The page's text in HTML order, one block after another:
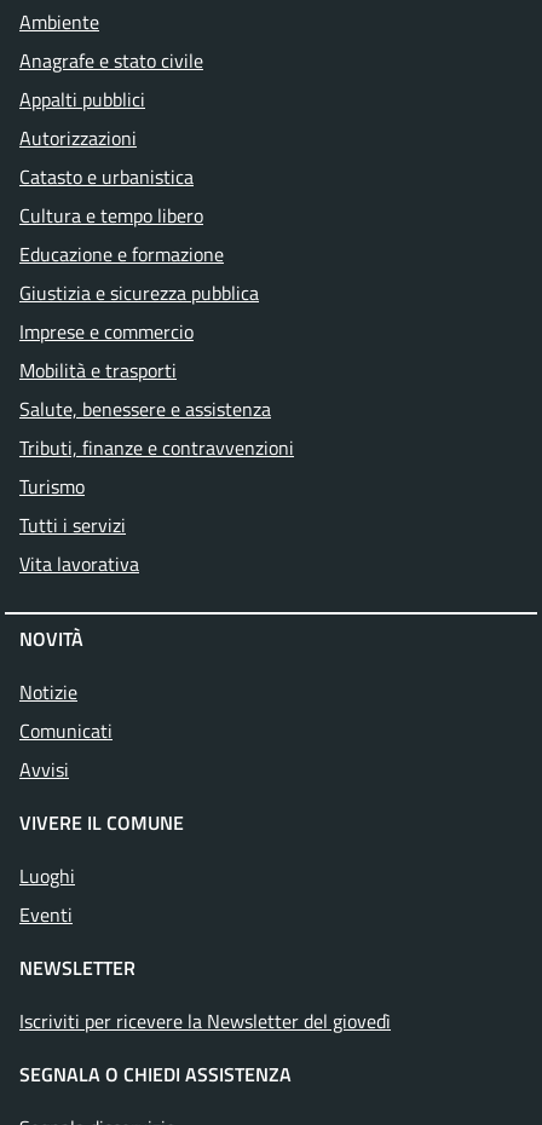
Ambiente
Anagrafe e stato civile
Appalti pubblici
Autorizzazioni
Catasto e urbanistica
Cultura e tempo libero
Educazione e formazione
Giustizia e sicurezza pubblica
Imprese e commercio
Mobilità e trasporti
Salute, benessere e assistenza
Tributi, finanze e contravvenzioni
Turismo
Tutti i servizi
Vita lavorativa
NOVITÀ
Notizie
Comunicati
Avvisi
VIVERE IL COMUNE
Luoghi
Eventi
NEWSLETTER
Iscriviti per ricevere la Newsletter del giovedì
SEGNALA O CHIEDI ASSISTENZA